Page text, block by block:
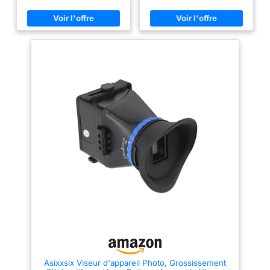
fabriqués à partir de résine, ces
verres offrent une transmission
optimale de la lumière et sont
pouvez viser en toute confiance
des cibles éloignées. Facile à
transporter et à installer : ces
lentilles légères sont conçues
pour un transport et une
installation sans tracas sur vos
viseurs d'arc, ce qui les rend
pratiques pour tout archer.
Rappel des tailles : vous vous
référez à votre propre tableau
précision de la mise au point
tout en garantissant que l'image
originale s'affiche sans
personnelles, rendant les
séances de prise de vue
prolongées confortables, en
particulier pour les utilisateurs
âgés et ceux ayant des défis
visuels pendant la photographie
macro. [Réglage de précision]
Comprend un contrôle
dioptrique réglable pour une
vue complexes sans effort dans
[Compatibilité universelle]
Asixxsix Viseur d'appareil Photo, Grossissement